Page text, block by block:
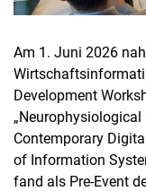
Am 1. Juni 2026
Development
Contemporary
of Information
fand als Pre-Event